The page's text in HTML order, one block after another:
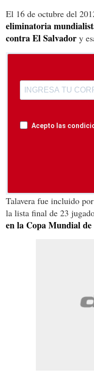
El 16 de octubre del
eliminatoria
contra El Salvador y
Acepto las
Talavera fue incluido
la lista final de 23
en la Copa Mundial